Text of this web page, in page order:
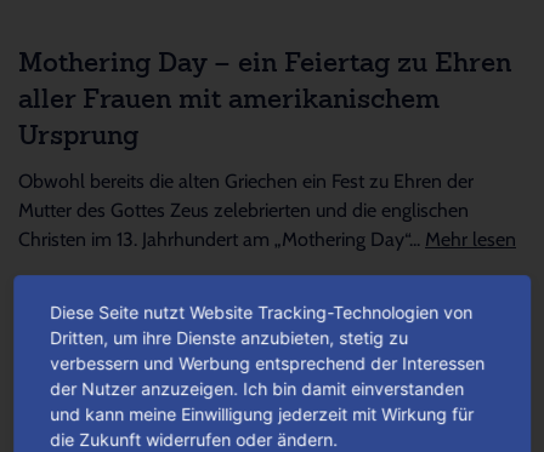
Mothering Day – ein Feiertag zu Ehren
aller Frauen mit amerikanischem
Ursprung
Obwohl bereits die alten Griechen ein Fest zu Ehren der
Mutter des Gottes Zeus zelebrierten und die englischen
Christen im 13. Jahrhundert am „Mothering Day“... Mehr lesen
Die perfekte Präsent-Verpackung – für
die beste Mama der Welt!
Ob Rosen, Tulpen, Nelken, Lilien oder Orchideen – Blumen
gehören wohl nach wie vor zu den beliebtesten Geschenken
Diese Seite nutzt Website Tracking-Technologien von
Dritten, um ihre Dienste anzubieten, stetig zu
verbessern und Werbung entsprechend der Interessen
der Nutzer anzuzeigen. Ich bin damit einverstanden
und kann meine Einwilligung jederzeit mit Wirkung für
die Zukunft widerrufen oder ändern.